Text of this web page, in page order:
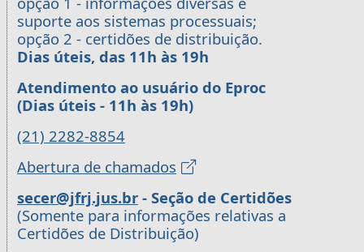
suporte aos sistemas processuais;
opção 2 - certidões de distribuição.
Dias úteis, das 11h às 19h
Atendimento ao usuário do Eproc
(Dias úteis - 11h às 19h)
(21) 2282-8854
Abertura de chamados
secer@jfrj.jus.br - Seção de Certidões
(Somente para informações relativas a
Certidões de Distribuição)